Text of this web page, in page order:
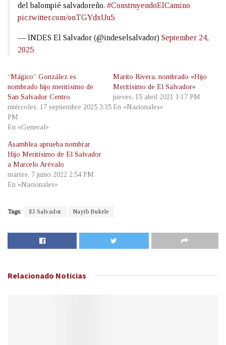
del balompié salvadoreño. #ConstruyendoElCamino
pic.twitter.com/onTGYdxUu5
— INDES El Salvador (@indeselsalvador) September 24,
2025
“Mágico” González es
nombrado hijo meritísimo de
San Salvador Centro
miércoles, 17 septiembre 2025 3:35
PM
En «General»
Marito Rivera, nombrado «Hijo
Meritísimo de El Salvador»
jueves, 15 abril 2021 1:17 PM
En «Nacionales»
Asamblea aprueba nombrar
Hijo Meritísimo de El Salvador
a Marcelo Arévalo
martes, 7 junio 2022 2:54 PM
En «Nacionales»
Tags: El Salvador Nayib Bukele
Relacionado Noticias